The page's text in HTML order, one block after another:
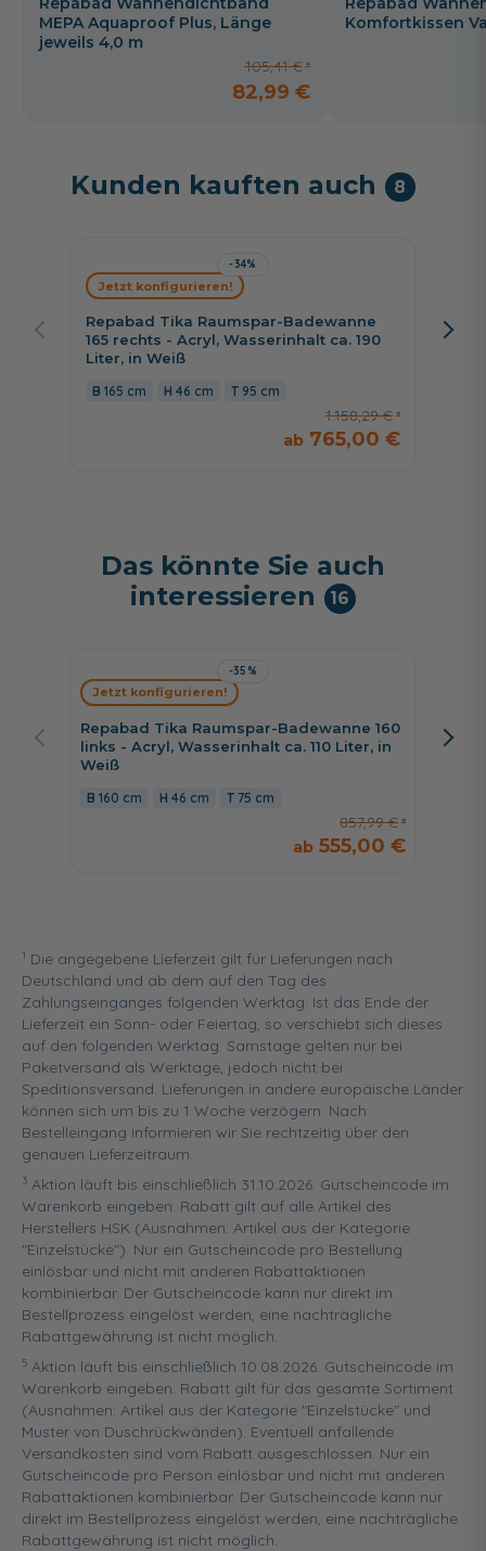
MEPA Aquaproof Plus, Länge
jeweils 4,0 m
105,41 €
82,99 €
Komfortkissen
Kunden kauften auch 8
-34%
Repabad Tika Raumspar-Badewanne
165 rechts - Acryl, Wasserinhalt ca. 190
Liter, in Weiß
165 cm 46 cm 95 cm
1.158,29 €
765,00 €
Jetzt konfigurieren!
175
Das könnte Sie auch
interessieren
16
-35%
Repabad Tika Raumspar-Badewanne 160
links - Acryl, Wasserinhalt ca. 110 Liter, in
Weiß
160 cm 46 cm 75 cm
857,99 €
555,00 €
Jetzt konfigurieren!
links -
1 Die angegebene Lieferzeit gilt für Lieferungen nach
Deutschland und ab dem auf den Tag des
Zahlungseinganges folgenden Werktag. Ist das Ende der
Lieferzeit ein Sonn- oder Feiertag, so verschiebt sich dieses
auf den folgenden Werktag. Samstage gelten nur bei
Paketversand als Werktage, jedoch nicht bei
Speditionsversand. Lieferungen in andere europäische Länder
können sich um bis zu 1 Woche verzögern. Nach
Bestelleingang informieren wir Sie rechtzeitig über den
genauen Lieferzeitraum.
3 Aktion läuft bis einschließlich 31.10.2026. Gutscheincode im
Warenkorb eingeben. Rabatt gilt auf alle Artikel des
Herstellers HSK (Ausnahmen: Artikel aus der Kategorie
"Einzelstücke"). Nur ein Gutscheincode pro Bestellung
einlösbar und nicht mit anderen Rabattaktionen
kombinierbar. Der Gutscheincode kann nur direkt im
Bestellprozess eingelöst werden, eine nachträgliche
Rabattgewährung ist nicht möglich.
5 Aktion läuft bis einschließlich 10.08.2026. Gutscheincode im
Warenkorb eingeben. Rabatt gilt für das gesamte Sortiment
(Ausnahmen: Artikel aus der Kategorie "Einzelstücke" und
Muster von Duschrückwänden). Eventuell anfallende
Versandkosten sind vom Rabatt ausgeschlossen. Nur ein
Gutscheincode pro Person einlösbar und nicht mit anderen
Rabattaktionen kombinierbar. Der Gutscheincode kann nur
direkt im Bestellprozess eingelöst werden, eine nachträgliche
Rabattgewährung ist nicht möglich.